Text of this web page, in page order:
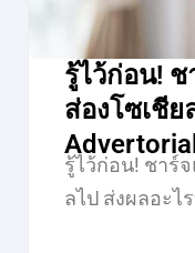
รู้ไว้ก่อน!
ส่องโซเชีย
Advertorial
รู้ไว้ก่อน! ชาร์
ลไป ส่งผลอะไ